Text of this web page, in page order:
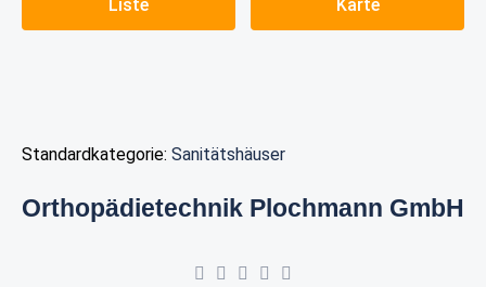
Liste Karte
Standardkategorie: Sanitätshäuser
Orthopädietechnik Plochmann GmbH